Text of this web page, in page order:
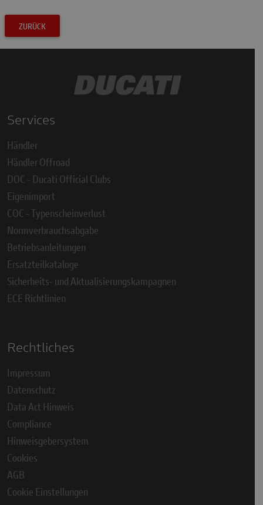
ZURÜCK
Services
Händler
Händler Offroad
DOC - Ducati Official Clubs
Eigenimport
COC - Typenscheinverlust
Normverbrauchsabgabe
Betriebsanleitungen
Ersatzteilkataloge
Sicherheits- und Aktualisierungskampagnen
ECE Richtlinien
Rechtliches
Impressum
Datenschutz
Data Act Hinweis
Compliance
Hinweisgebersystem
Cookies
AGB
Cookie Einstellungen